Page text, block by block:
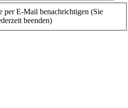
per E-Mail benachrichtigen (Sie
beenden)